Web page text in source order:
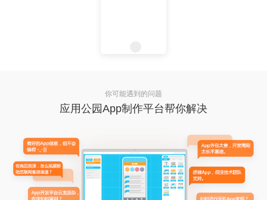
你可能遇到的问题
应用公园App制作平台帮你解决